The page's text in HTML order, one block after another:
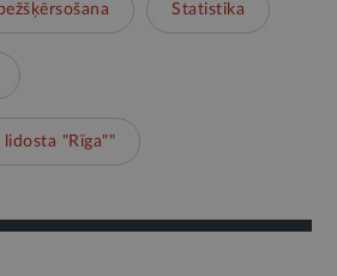
Statistika
"Rīga""